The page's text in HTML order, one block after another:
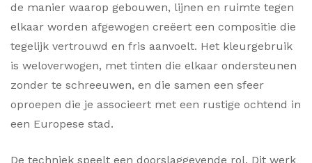
de manier waarop gebouwen, lijnen en ruimte tegen
elkaar worden afgewogen creëert een compositie die
tegelijk vertrouwd en fris aanvoelt. Het kleurgebruik
is weloverwogen, met tinten die elkaar ondersteunen
zonder te schreeuwen, en die samen een sfeer
oproepen die je associeert met een rustige ochtend in
een Europese stad.
De techniek speelt een doorslaggevende rol. Dit werk